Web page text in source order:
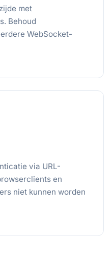
met
Behoud
WebSocket-
via URL-
en
niet kunnen worden